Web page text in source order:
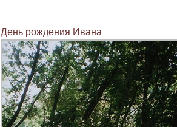
День рождения Ивана